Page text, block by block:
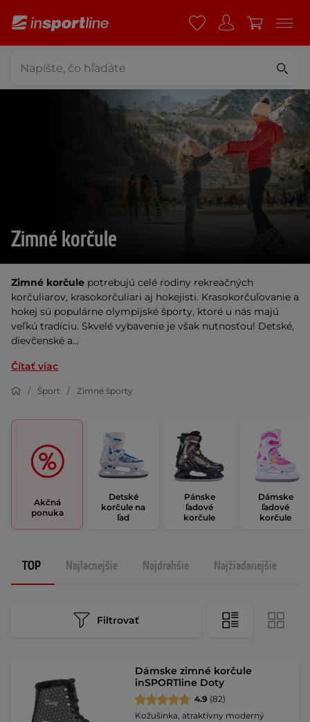
Zimné korčule
Zimné korčule potrebujú celé rodiny rekreačných
korčuliarov, krasokorčuliari aj hokejisti. Krasokorčuľovanie a
hokej sú populárne olympijské športy, ktoré u nás majú
veľkú tradíciu. Skvelé vybavenie je však nutnosťou! Detské,
dievčenské a...
Čítať viac
Šport Zimné športy
Akčná
ponuka
Detské
korčule na
ľad
Pánske
ľadové
korčule
Dámske
ľadové
korčule
TOP Najlacnejšie Najdrahšie Najžiadanejšie
Filtrovať
Dámske zimné korčule
inSPORTline Doty
4.9 (82)
Kožušinka, atraktívny moderný